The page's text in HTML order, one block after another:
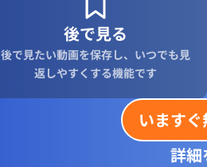
後で見る
後で見たい動画を保存し、いつでも見
返しやすくする機能です
います
詳細